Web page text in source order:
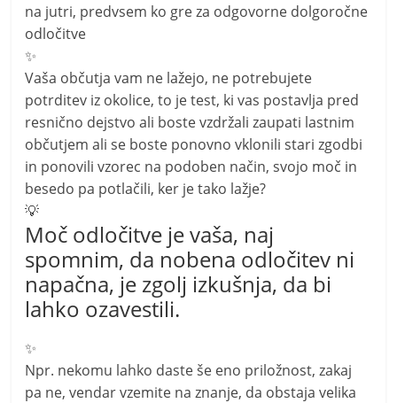
na jutri, predvsem ko gre za odgovorne dolgoročne
odločitve
✨
Vaša občutja vam ne lažejo, ne potrebujete
potrditev iz okolice, to je test, ki vas postavlja pred
resnično dejstvo ali boste vzdržali zaupati lastnim
občutjem ali se boste ponovno vklonili stari zgodbi
in ponovili vzorec na podoben način, svojo moč in
besedo pa potlačili, ker je tako lažje?
💡
Moč odločitve je vaša, naj
spomnim, da nobena odločitev ni
napačna, je zgolj izkušnja, da bi
lahko ozavestili.
✨
Npr. nekomu lahko daste še eno priložnost, zakaj
pa ne, vendar vzemite na znanje, da obstaja velika